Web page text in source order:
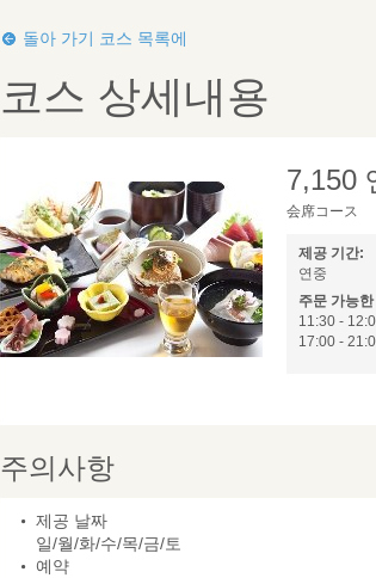
돌아 가기 코스 목록에
코스 상세내용
7,150
会席コース
제공 기간:
연중
주문 가능
11:30 -
17:00 -
주의사항
제공 날짜
일/월/화/수/목/금/토
예약